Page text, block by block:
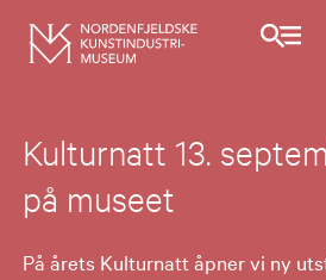
Kulturnatt 13.
på museet
På årets Kulturnatt åpner vi ny